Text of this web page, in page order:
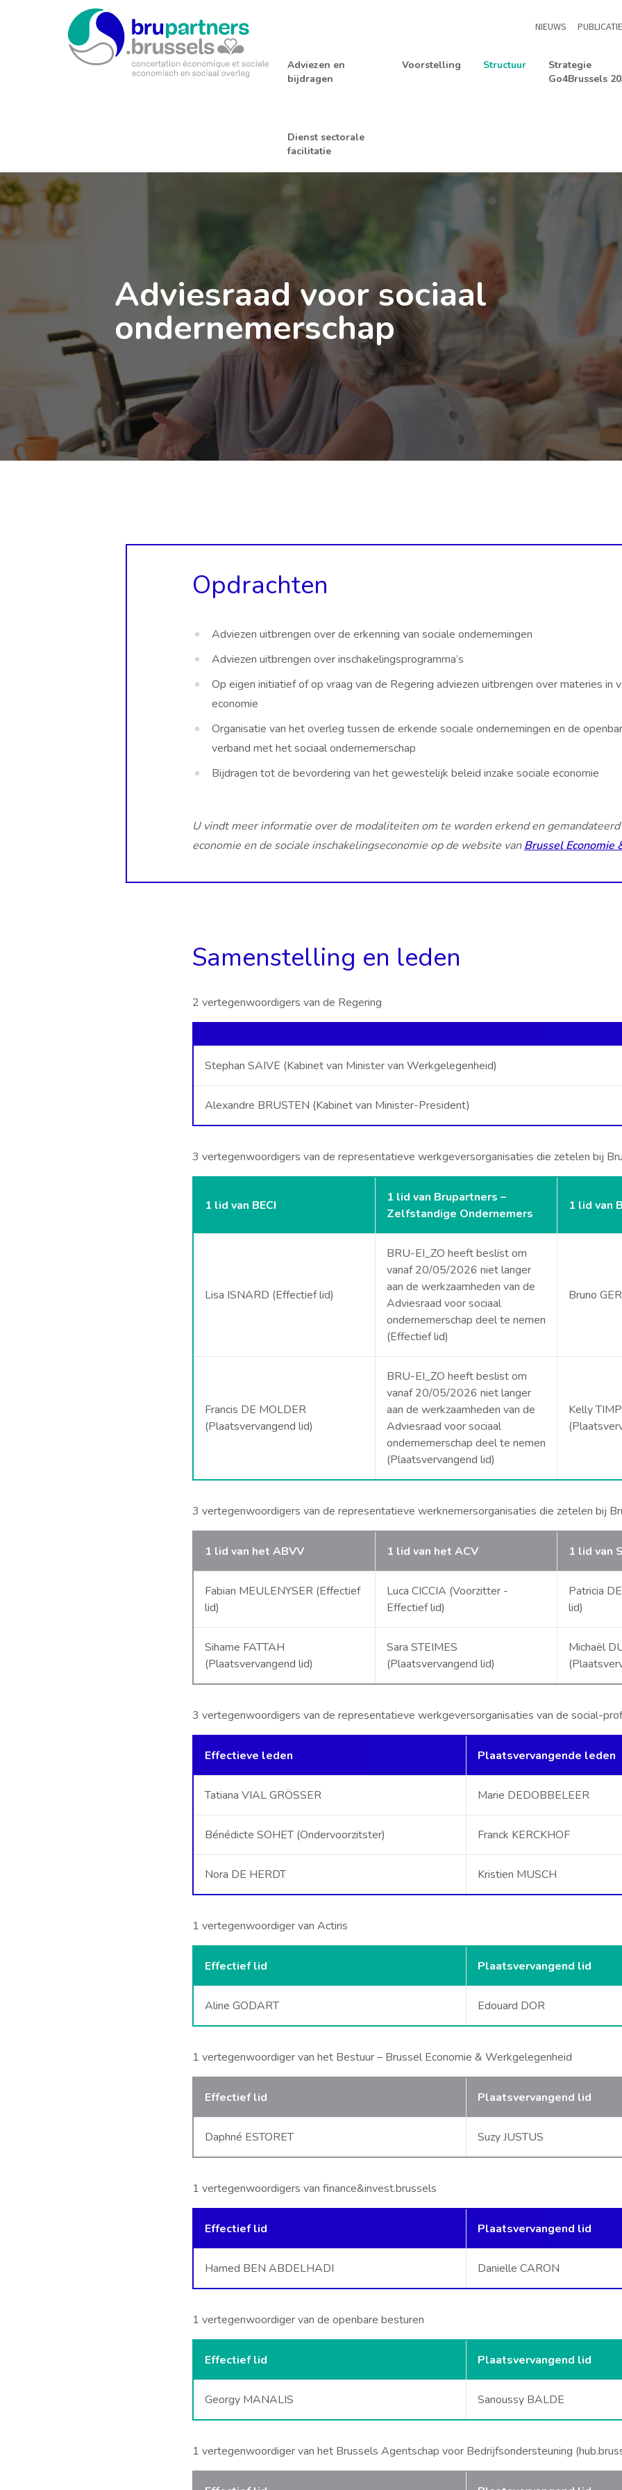
Brupartners
Adviezen en
bijdragen
Voorstelling Structuur
Strategie
Go4Brussels
Dienst sectorale
facilitatie
NIEUWS
Adviesraad voor sociaal
ondernemerschap
Opdrachten
Adviezen uitbrengen over de erkenning van sociale ondernemingen
Adviezen uitbrengen over inschakelingsprogramma’s
Op eigen initiatief of op vraag van de Regering adviezen uitbrengen over materies in
economie
Organisatie van het overleg tussen de erkende sociale ondernemingen en de
verband met het sociaal ondernemerschap
Bijdragen tot de bevordering van het gewestelijk beleid inzake sociale economie
U vindt meer informatie over de modaliteiten om te worden erkend en
economie en de sociale inschakelingseconomie op de website vanBrussel Economie
Samenstelling en leden
2 vertegenwoordigers van de Regering
Stephan SAIVE (Kabinet van Minister van Werkgelegenheid)
Alexandre BRUSTEN (Kabinet van Minister-President)
3 vertegenwoordigers van de representatieve werkgeversorganisaties die zetelen bij
1 lid van BECI
1 lid van Brupartners –
Zelfstandige Ondernemers
1 lid van
Lisa ISNARD (Effectief lid)
BRU-EI_ZO heeft beslist om
vanaf 20/05/2026 niet langer
aan de werkzaamheden van de
Adviesraad voor sociaal
ondernemerschap deel te nemen
(Effectief lid)
Bruno
Francis DE MOLDER
(Plaatsvervangend lid)
BRU-EI_ZO heeft beslist om
vanaf 20/05/2026 niet langer
aan de werkzaamheden van de
Adviesraad voor sociaal
ondernemerschap deel te nemen
(Plaatsvervangend lid)
Kelly
3 vertegenwoordigers van de representatieve werknemersorganisaties die zetelen bij
1 lid van het ABVV 1 lid van het ACV 1 lid van
Fabian MEULENYSER (Effectief
lid)
Luca CICCIA (Voorzitter -
Effectief lid)
Patricia
lid)
Sihame FATTAH
(Plaatsvervangend lid)
Sara STEIMES
(Plaatsvervangend lid)
Michaël
3 vertegenwoordigers van de representatieve werkgeversorganisaties van de social-
Effectieve leden Plaatsvervangende leden
Tatiana VIAL GRÖSSER Marie DEDOBBELEER
Bénédicte SOHET (Ondervoorzitster) Franck KERCKHOF
Nora DE HERDT Kristien MUSCH
1 vertegenwoordiger van Actiris
Effectief lid Plaatsvervangend lid
Aline GODART Edouard DOR
1 vertegenwoordiger van het Bestuur – Brussel Economie & Werkgelegenheid
Effectief lid Plaatsvervangend lid
Daphné ESTORET Suzy JUSTUS
1 vertegenwoordigers van finance&invest.brussels
Effectief lid Plaatsvervangend lid
Hamed BEN ABDELHADI Danielle CARON
1 vertegenwoordiger van de openbare besturen
Effectief lid Plaatsvervangend lid
Georgy MANALIS Sanoussy BALDE
1 vertegenwoordiger van het Brussels Agentschap voor Bedrijfsondersteuning